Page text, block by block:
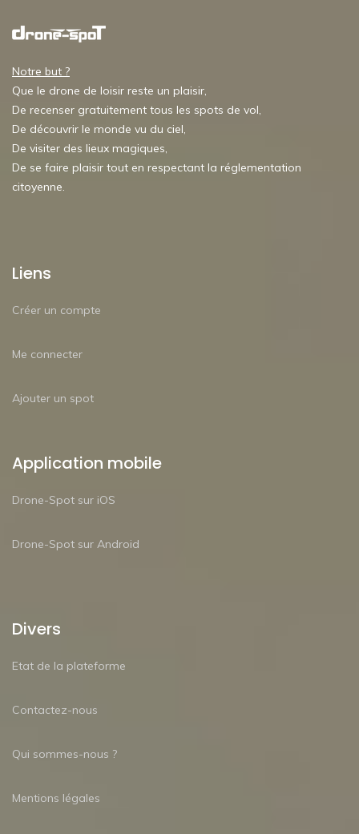
Notre but ?
Que le drone de loisir reste un plaisir,
De recenser gratuitement tous les spots de vol,
De découvrir le monde vu du ciel,
De visiter des lieux magiques,
De se faire plaisir tout en respectant la réglementation
citoyenne.
Liens
Créer un compte
Me connecter
Ajouter un spot
Application mobile
Drone-Spot sur iOS
Drone-Spot sur Android
Divers
Etat de la plateforme
Contactez-nous
Qui sommes-nous ?
Mentions légales